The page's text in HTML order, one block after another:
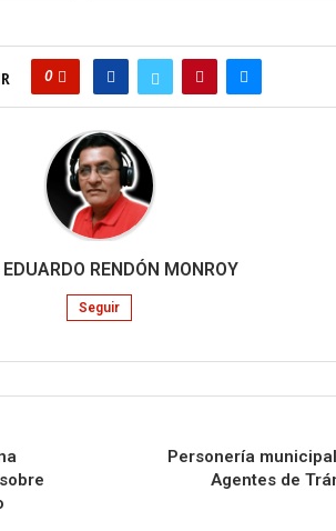
0
EDUARDO RENDÓN MONROY
Seguir
Personería
Agentes de